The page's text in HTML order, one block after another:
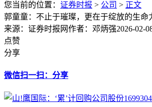
您当前的位置： 证券时报 > 公司 > 正文
郭童童：不止于璀璨，更在于绽放的生命
来源：证券时报网作者：邓炳强2026-02-
点赞
分享
微信扫一扫：分享